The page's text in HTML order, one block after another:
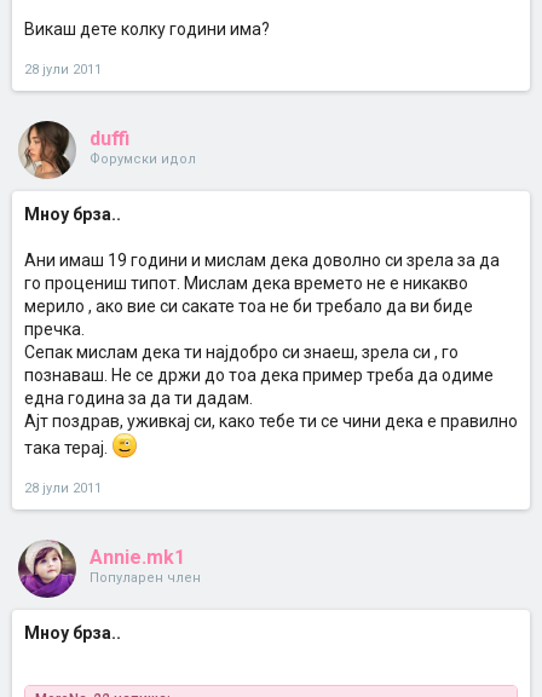
Викаш дете колку години има?
28 јули 2011
duffi
Форумски идол
Мноу брза..
Aни имаш 19 години и мислам дека доволно си зрела за да
го процениш типот. Мислам дека времето не е никакво
мерило , ако вие си сакате тоа не би требало да ви биде
пречка.
Сепак мислам дека ти најдобро си знаеш, зрела си , го
познаваш. Не се држи до тоа дека пример треба да одиме
една година за да ти дадам.
Ајт поздрав, уживкај си, како тебе ти се чини дека е правилно
така терај.
28 јули 2011
Annie.mk1
Популарен член
Мноу брза..